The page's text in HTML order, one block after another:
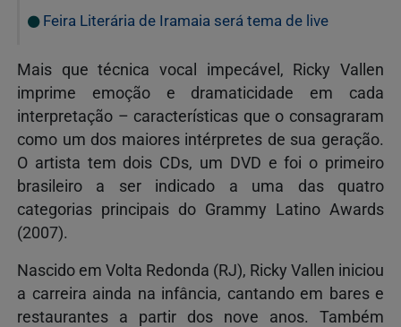
Feira Literária de Iramaia será tema de live
Mais que técnica vocal impecável, Ricky Vallen
imprime emoção e dramaticidade em cada
interpretação – características que o consagraram
como um dos maiores intérpretes de sua geração.
O artista tem dois CDs, um DVD e foi o primeiro
brasileiro a ser indicado a uma das quatro
categorias principais do Grammy Latino Awards
(2007).
Nascido em Volta Redonda (RJ), Ricky Vallen iniciou
a carreira ainda na infância, cantando em bares e
restaurantes a partir dos nove anos. Também